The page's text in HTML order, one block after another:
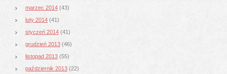
marzec 2014 (43)
luty 2014 (41)
styczeń 2014 (41)
grudzień 2013 (46)
listopad 2013 (55)
październik 2013 (22)